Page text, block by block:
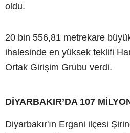
oldu.
20 bin 556,81 metrekare
ihalesinde en yüksek teklifi
Ortak Girişim Grubu verdi.
DİYARBAKIR’DA 107
Diyarbakır'ın Ergani ilçesi